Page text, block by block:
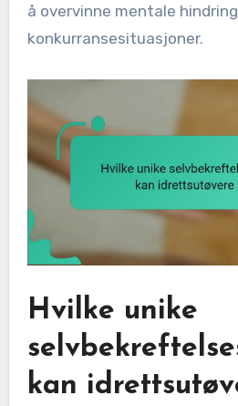
å overvinne mentale
konkurransesituasjoner.
Hvilke unike
kan